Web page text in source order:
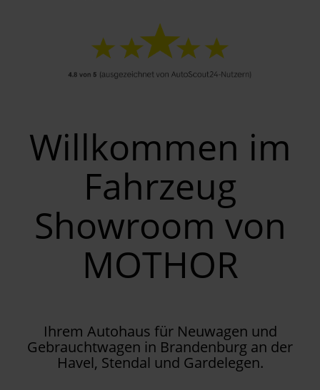
Willkommen im
Fahrzeug
Showroom von
MOTHOR
Ihrem Autohaus für Neuwagen und
Gebrauchtwagen in Brandenburg an der
Havel, Stendal und Gardelegen.